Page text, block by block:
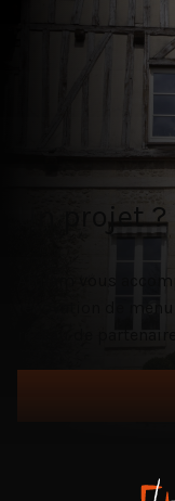
Un projet ?
Atulam vous
rénovation de